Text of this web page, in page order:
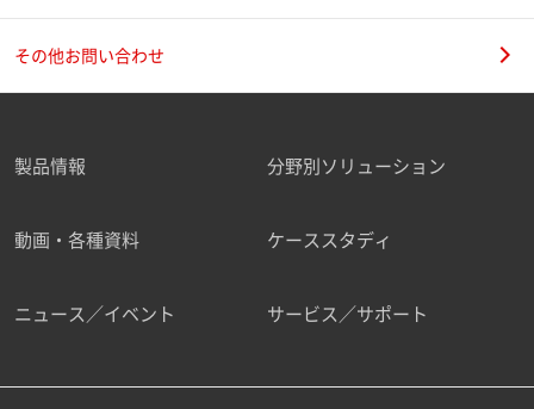
その他お問い合わせ
製品情報 分野別ソリューション
動画・各種資料 ケーススタディ
ニュース／イベント サービス／サポート